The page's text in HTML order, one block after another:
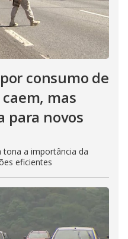
consumo de
mas
para novos
tona a importância da
eficientes